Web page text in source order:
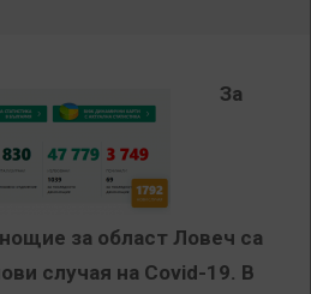
За
за област Ловеч са
случая на Covid-19. В